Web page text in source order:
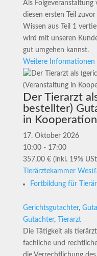
Als Folgeveranstaltung
diesen ersten Teil
Wissen aus Teil 1
wird mit unseren
gut umgehen kannst.
Weitere Informationen
Der Tierarzt
bestellter)
in
17. Oktober 2026
10:00 - 17:00
357,00 € (inkl. 19%
Tierärztekammer
Fortbildung für
Gerichtsgutachter,
Gutachter,
Tierarzt
Die Tätigkeit als
fachliche und